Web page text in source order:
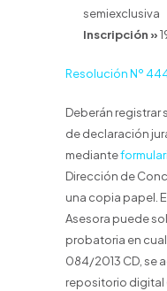
semiexclusiva
Inscripción »
Resolución Nº
Deberán
de declaración
mediante
Dirección de
una copia papel.
Asesora puede
probatoria en
084/2013 CD, se
repositorio digital